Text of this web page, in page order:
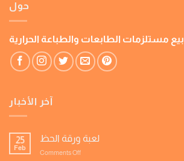
حول
بيع مستلزمات الطابعات والطباعة الحرارية
آخر الأخبار
25
Feb
لعبة ورقة الحظ
Comments Offon